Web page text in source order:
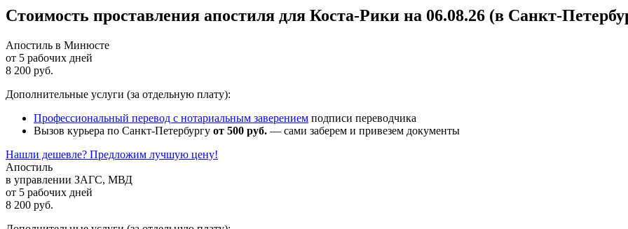
Стоимость проставления апостиля для Коста-Рики на 06.08.26 (в Санкт-
Апостиль в Минюсте
от 5 рабочих дней
8 200 руб.
Дополнительные услуги (за отдельную плату):
Профессиональный перевод с нотариальным заверением подписи переводчика
Вызов курьера по Санкт-Петербургу от 500 руб. — сами заберем и привезем документы
Нашли дешевле? Предложим лучшую цену!
Апостиль
в управлении ЗАГС, МВД
от 5 рабочих дней
8 200 руб.